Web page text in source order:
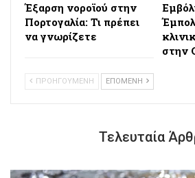
Έξαρση νοροϊού στην
Πορτογαλία: Τι πρέπει
να γνωρίζετε
στην
ΠΡΟΗΓΟΥΜΕΝΗ ΕΠΟΜΕΝΗ
Τελευταία